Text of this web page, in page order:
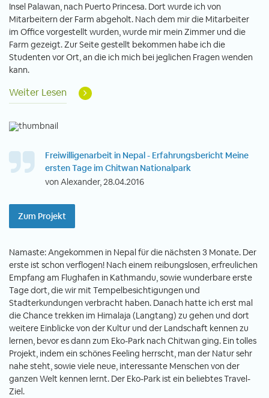
Insel Palawan, nach Puerto Princesa. Dort wurde ich von
Mitarbeitern der Farm abgeholt. Nach dem mir die Mitarbeiter
im Office vorgestellt wurden, wurde mir mein Zimmer und die
Farm gezeigt. Zur Seite gestellt bekommen habe ich die
Studenten vor Ort, an die ich mich bei jeglichen Fragen wenden
kann.
Weiter Lesen
Freiwilligenarbeit in Nepal - Erfahrungsbericht Meine
ersten Tage im Chitwan Nationalpark
von Alexander, 28.04.2016
Zum Projekt
Namaste: Angekommen in Nepal für die nächsten 3 Monate. Der
erste ist schon verflogen! Nach einem reibungslosen, erfreulichen
Empfang am Flughafen in Kathmandu, sowie wunderbare erste
Tage dort, die wir mit Tempelbesichtigungen und
Stadterkundungen verbracht haben. Danach hatte ich erst mal
die Chance trekken im Himalaja (Langtang) zu gehen und dort
weitere Einblicke von der Kultur und der Landschaft kennen zu
lernen, bevor es dann zum Eko-Park nach Chitwan ging. Ein tolles
Projekt, indem ein schönes Feeling herrscht, man der Natur sehr
nahe steht, sowie viele neue, interessante Menschen von der
ganzen Welt kennen lernt. Der Eko-Park ist ein beliebtes Travel-
Ziel.